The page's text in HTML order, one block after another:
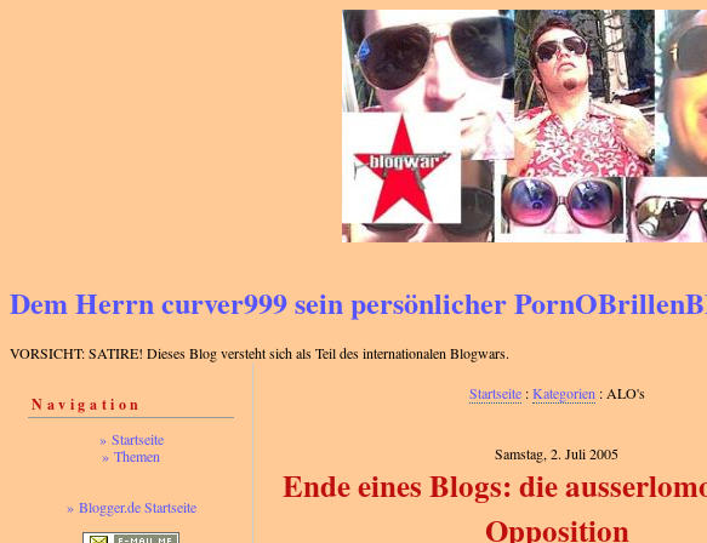
Dem Herrn curver999 sein persönlicher
VORSICHT: SATIRE! Dieses Blog versteht sich als Teil des internationalen Blogwars.
Navigation
» Startseite
» Themen
» Blogger.de Startseite
Startseite:Kategorien : ALO's
Samstag, 2. Juli 2005
Ende eines Blogs: die
Opposition